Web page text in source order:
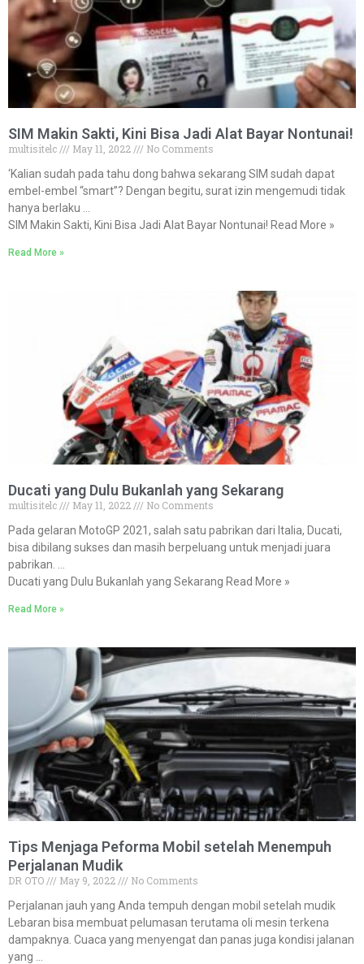
SIM Makin Sakti, Kini Bisa Jadi Alat Bayar Nontunai!
multisitelc May 11, 2022
No Comments
‘Kalian sudah pada tahu dong bahwa sekarang SIM sudah dapat
embel-embel “smart”? Dengan begitu, surat izin mengemudi tidak
hanya berlaku …
SIM Makin Sakti, Kini Bisa Jadi Alat Bayar Nontunai! Read More »
Read More »
Ducati yang Dulu Bukanlah yang Sekarang
multisitelc May 11, 2022
No Comments
Pada gelaran MotoGP 2021, salah satu pabrikan dari Italia, Ducati,
bisa dibilang sukses dan masih berpeluang untuk menjadi juara
pabrikan. …
Ducati yang Dulu Bukanlah yang Sekarang Read More »
Read More »
Tips Menjaga Peforma Mobil setelah Menempuh
Perjalanan Mudik
DR OTO May 9, 2022
No Comments
Perjalanan jauh yang Anda tempuh dengan mobil setelah mudik
Lebaran bisa membuat pelumasan terutama oli mesin terkena
dampaknya. Cuaca yang menyengat dan panas juga kondisi jalanan
yang …